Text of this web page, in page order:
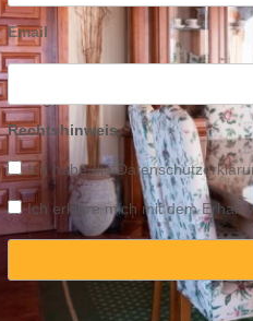
Email
Rechtshinweis
Ich habe die
Ich erkläre mich mit dem Erhalt